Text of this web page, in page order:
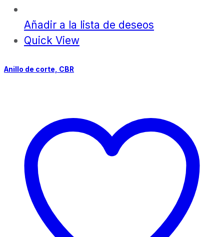
Añadir a la lista de deseos
Quick View
Anillo de corte, CBR